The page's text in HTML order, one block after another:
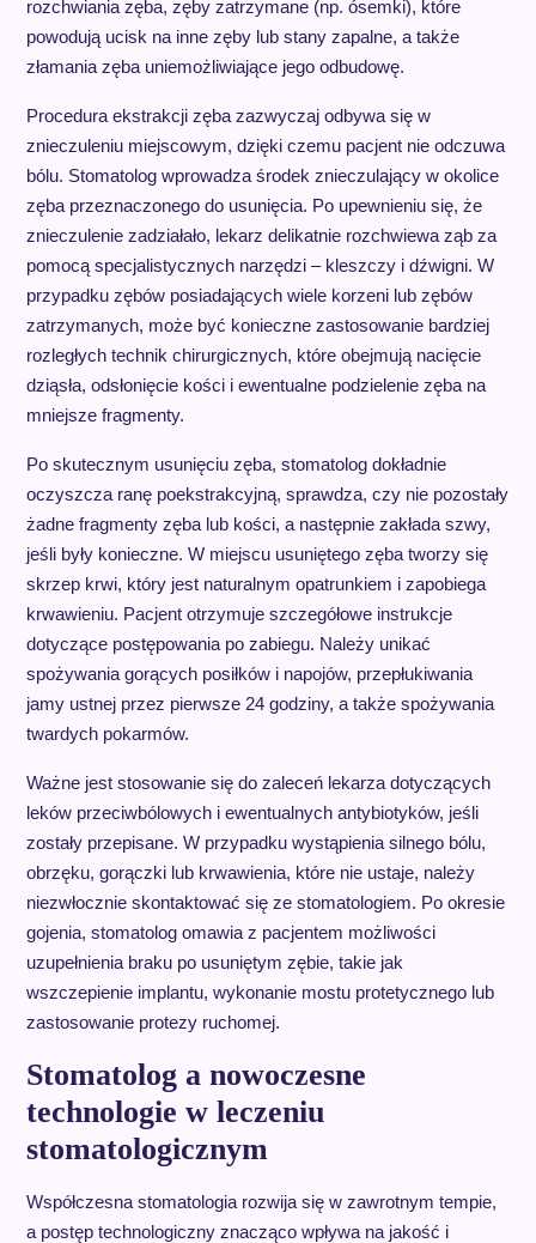
rozchwiania zęba, zęby zatrzymane (np. ósemki), które
powodują ucisk na inne zęby lub stany zapalne, a także
złamania zęba uniemożliwiające jego odbudowę.
Procedura ekstrakcji zęba zazwyczaj odbywa się w
znieczuleniu miejscowym, dzięki czemu pacjent nie odczuwa
bólu. Stomatolog wprowadza środek znieczulający w okolice
zęba przeznaczonego do usunięcia. Po upewnieniu się, że
znieczulenie zadziałało, lekarz delikatnie rozchwiewa ząb za
pomocą specjalistycznych narzędzi – kleszczy i dźwigni. W
przypadku zębów posiadających wiele korzeni lub zębów
zatrzymanych, może być konieczne zastosowanie bardziej
rozległych technik chirurgicznych, które obejmują nacięcie
dziąsła, odsłonięcie kości i ewentualne podzielenie zęba na
mniejsze fragmenty.
Po skutecznym usunięciu zęba, stomatolog dokładnie
oczyszcza ranę poekstrakcyjną, sprawdza, czy nie pozostały
żadne fragmenty zęba lub kości, a następnie zakłada szwy,
jeśli były konieczne. W miejscu usuniętego zęba tworzy się
skrzep krwi, który jest naturalnym opatrunkiem i zapobiega
krwawieniu. Pacjent otrzymuje szczegółowe instrukcje
dotyczące postępowania po zabiegu. Należy unikać
spożywania gorących posiłków i napojów, przepłukiwania
jamy ustnej przez pierwsze 24 godziny, a także spożywania
twardych pokarmów.
Ważne jest stosowanie się do zaleceń lekarza dotyczących
leków przeciwbólowych i ewentualnych antybiotyków, jeśli
zostały przepisane. W przypadku wystąpienia silnego bólu,
obrzęku, gorączki lub krwawienia, które nie ustaje, należy
niezwłocznie skontaktować się ze stomatologiem. Po okresie
gojenia, stomatolog omawia z pacjentem możliwości
uzupełnienia braku po usuniętym zębie, takie jak
wszczepienie implantu, wykonanie mostu protetycznego lub
zastosowanie protezy ruchomej.
Stomatolog a nowoczesne
technologie w leczeniu
stomatologicznym
Współczesna stomatologia rozwija się w zawrotnym tempie,
a postęp technologiczny znacząco wpływa na jakość i